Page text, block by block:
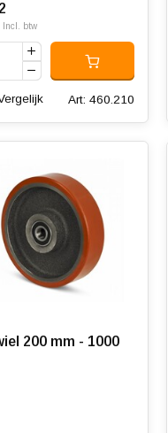
Incl. btw
Art: 460.210
200 mm - 1000